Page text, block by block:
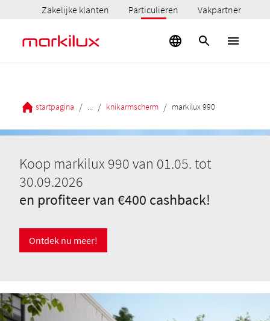
Zakelijke klanten Particulieren Vakpartner
startpagina / / knikarmscherm / markilux 990
Koop markilux 990 van 01.05. tot
30.09.2026
en profiteer van €400 cashback!
Ontdek nu meer!